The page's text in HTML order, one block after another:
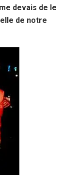
devais de le
de notre